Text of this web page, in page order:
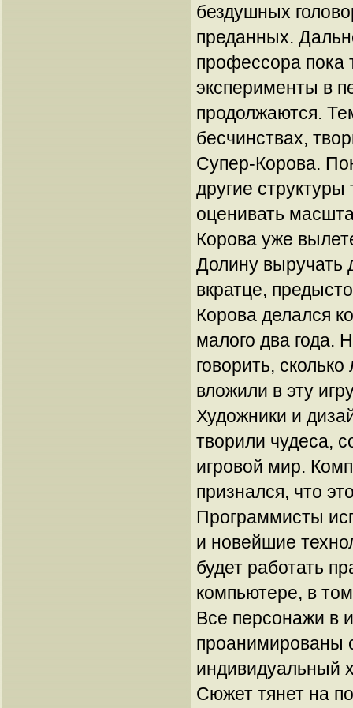
бездушных
преданных.
профессора
эксперименты в
продолжаются.
бесчинствах,
Супер-Корова.
другие
оценивать
Корова уже
Долину выручать
вкратце,
Корова делался
малого два года.
говорить,
вложили в эту
Художники и
творили чудеса,
игровой мир.
признался, что
Программисты
и новейшие
будет работать
компьютере, в
Все персонажи в
проанимированы
индивидуальный
Сюжет тянет на